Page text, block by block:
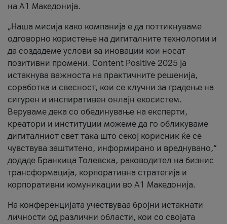
на А1 Македонија.
„Наша мисија како компанија е да поттикнуваме
одговорно користење на дигиталните технологии и
да создадеме услови за иновации кои носат
позитивни промени. Content Positive 2025 ја
истакнува важноста на практичните решенија,
соработка и свесност, кои се клучни за градење на
сигурен и инспиративен онлајн екосистем.
Веруваме дека со обединување на експерти,
креатори и институции можеме да го обликуваме
дигиталниот свет така што секој корисник ќе се
чувствува заштитено, информирано и вреднувано,“
додаде Бранкица Толевска, раководител на бизнис
трансформација, корпоративна стратегија и
корпоративни комуникации во А1 Македонија.
На конференцијата учествуваа бројни истакнати
личности од различни области, кои со својата